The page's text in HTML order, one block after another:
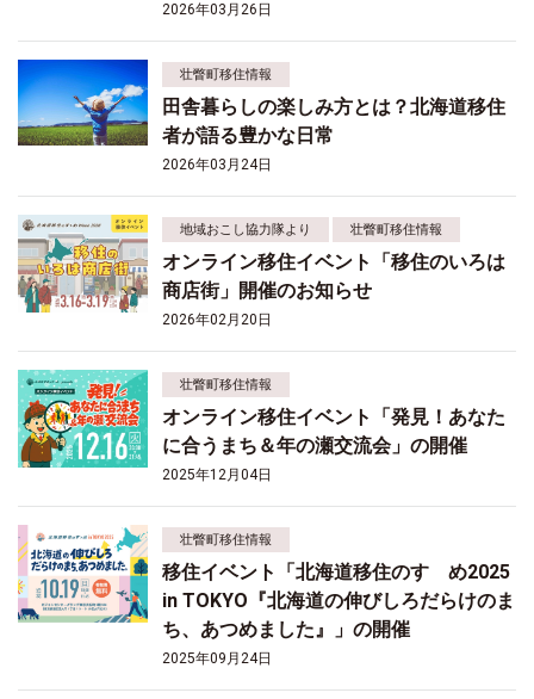
2026年03月26日
壮瞥町移住情報
田舎暮らしの楽しみ方とは？北海道移住
者が語る豊かな日常
2026年03月24日
地域おこし協力隊より 壮瞥町移住情報
オンライン移住イベント「移住のいろは
商店街」開催のお知らせ
2026年02月20日
壮瞥町移住情報
オンライン移住イベント「発見！あなた
に合うまち＆年の瀬交流会」の開催
2025年12月04日
壮瞥町移住情報
移住イベント「北海道移住のすゝめ2025
in TOKYO『北海道の伸びしろだらけのま
ち、あつめました』」の開催
2025年09月24日